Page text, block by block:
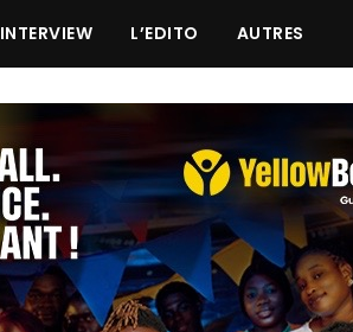
INTERVIEW L’EDITO AUTRES